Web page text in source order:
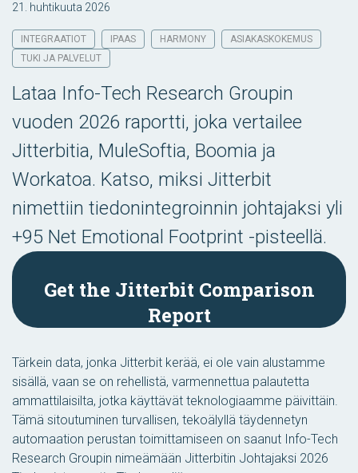
21. huhtikuuta 2026
INTEGRAATIOT IPAAS HARMONY
ASIAKASKOKEMUS
TUKI JA PALVELUT
Lataa Info-Tech Research Groupin
vuoden 2026 raportti, joka vertailee
Jitterbitia, MuleSoftia, Boomia ja
Workatoa. Katso, miksi Jitterbit
nimettiin tiedonintegroinnin johtajaksi yli
+95 Net Emotional Footprint -pisteellä.
Get the Jitterbit Comparison
Report
Tärkein data, jonka Jitterbit kerää, ei ole vain alustamme
sisällä, vaan se on rehellistä, varmennettua palautetta
ammattilaisilta, jotka käyttävät teknologiaamme päivittäin.
Tämä sitoutuminen turvallisen, tekoälyllä täydennetyn
automaation perustan toimittamiseen on saanut Info-Tech
Research Groupin nimeämään Jitterbitin Johtajaksi 2026